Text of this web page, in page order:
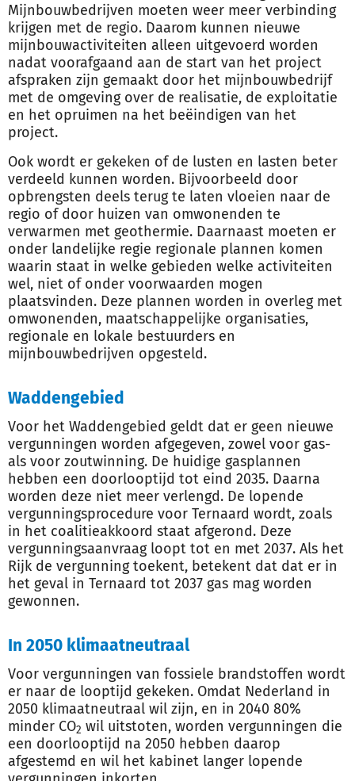
Mijnbouwbedrijven moeten weer meer verbinding
krijgen met de regio. Daarom kunnen nieuwe
mijnbouwactiviteiten alleen uitgevoerd worden
nadat voorafgaand aan de start van het project
afspraken zijn gemaakt door het mijnbouwbedrijf
met de omgeving over de realisatie, de exploitatie
en het opruimen na het beëindigen van het
project.
Ook wordt er gekeken of de lusten en lasten beter
verdeeld kunnen worden. Bijvoorbeeld door
opbrengsten deels terug te laten vloeien naar de
regio of door huizen van omwonenden te
verwarmen met geothermie. Daarnaast moeten er
onder landelijke regie regionale plannen komen
waarin staat in welke gebieden welke activiteiten
wel, niet of onder voorwaarden mogen
plaatsvinden. Deze plannen worden in overleg met
omwonenden, maatschappelijke organisaties,
regionale en lokale bestuurders en
mijnbouwbedrijven opgesteld.
Waddengebied
Voor het Waddengebied geldt dat er geen nieuwe
vergunningen worden afgegeven, zowel voor gas-
als voor zoutwinning. De huidige gasplannen
hebben een doorlooptijd tot eind 2035. Daarna
worden deze niet meer verlengd. De lopende
vergunningsprocedure voor Ternaard wordt, zoals
in het coalitieakkoord staat afgerond. Deze
vergunningsaanvraag loopt tot en met 2037. Als het
Rijk de vergunning toekent, betekent dat dat er in
het geval in Ternaard tot 2037 gas mag worden
gewonnen.
In 2050 klimaatneutraal
Voor vergunningen van fossiele brandstoffen wordt
er naar de looptijd gekeken. Omdat Nederland in
2050 klimaatneutraal wil zijn, en in 2040 80%
minder CO2 wil uitstoten, worden vergunningen die
een doorlooptijd na 2050 hebben daarop
afgestemd en wil het kabinet langer lopende